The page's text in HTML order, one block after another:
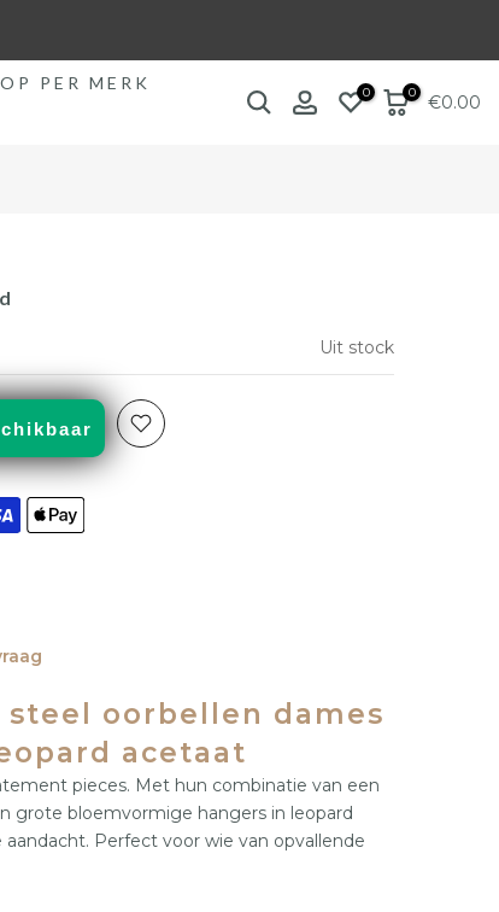
41
PER MERK
0 0 €0.00
Uit stock
steel oorbellen dames
acetaat
pieces. Met hun combinatie van een
grote bloemvormige hangers in leopard
Perfect voor wie van opvallende